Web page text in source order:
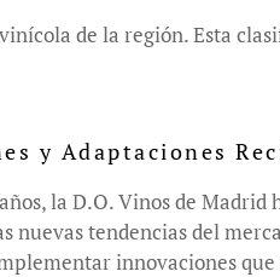
de la región. Esta
y Adaptaciones
la D.O. Vinos de Madrid
nuevas tendencias del
innovaciones